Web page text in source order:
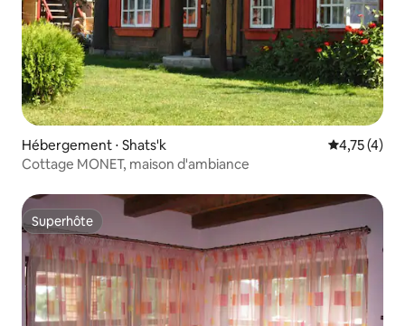
Hébergement ⋅ Shats'k Évaluation
4,75 (4)
Cottage MONET, maison d'ambiance
Superhôte
Superhôte